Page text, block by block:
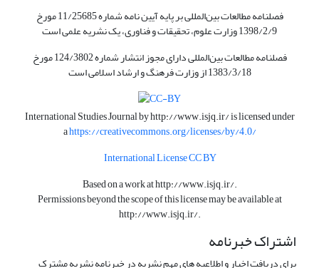
فصلنامه مطالعات بین‌المللی بر پایه آیین نامه شماره 11/25685 مورخ
1398/2/9 وزارت علوم، تحقیقات و فناوری، یک نشریه علمی است
فصلنامه مطالعات بین‌المللی دارای مجوز انتشار شماره 124/3802 مورخ
1383/3/18 از وزارت فرهنگ و ارشاد اسلامی است
International Studies Journal byhttp://www.isjq.ir/is licensed under
ahttps://creativecommons.org/licenses/by/4.0/
International License CC BY
Based on a work athttp://www.isjq.ir/.
Permissions beyond the scope of this license may be available at
http://www.isjq.ir/.
اشتراک خبرنامه
برای دریافت اخبار و اطلاعیه های مهم نشریه در خبرنامه نشریه مشترک